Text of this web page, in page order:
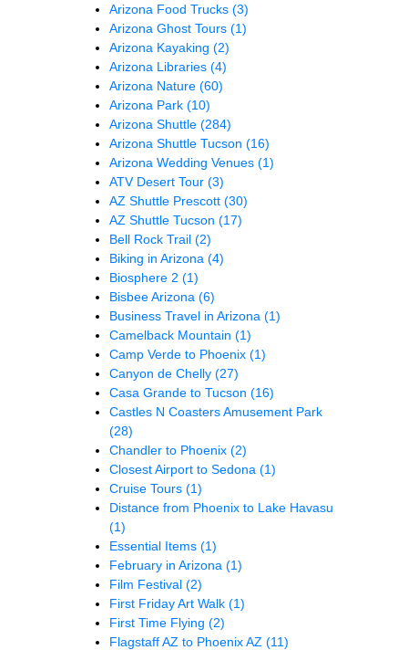
Arizona Food Trucks (3)
Arizona Ghost Tours (1)
Arizona Kayaking (2)
Arizona Libraries (4)
Arizona Nature (60)
Arizona Park (10)
Arizona Shuttle (284)
Arizona Shuttle Tucson (16)
Arizona Wedding Venues (1)
ATV Desert Tour (3)
AZ Shuttle Prescott (30)
AZ Shuttle Tucson (17)
Bell Rock Trail (2)
Biking in Arizona (4)
Biosphere 2 (1)
Bisbee Arizona (6)
Business Travel in Arizona (1)
Camelback Mountain (1)
Camp Verde to Phoenix (1)
Canyon de Chelly (27)
Casa Grande to Tucson (16)
Castles N Coasters Amusement Park
(28)
Chandler to Phoenix (2)
Closest Airport to Sedona (1)
Cruise Tours (1)
Distance from Phoenix to Lake Havasu
(1)
Essential Items (1)
February in Arizona (1)
Film Festival (2)
First Friday Art Walk (1)
First Time Flying (2)
Flagstaff AZ to Phoenix AZ (11)